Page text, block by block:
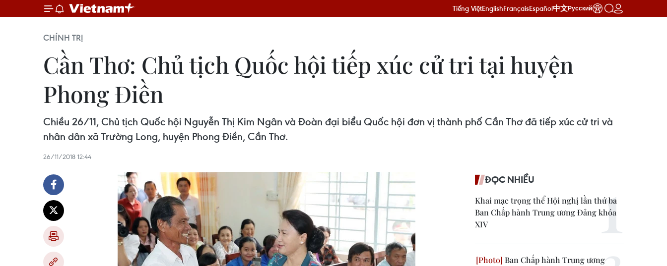
Tiếng ViệtEnglishFrançaisEspañol中文Русский
CHÍNH TRỊ
Cần Thơ: Chủ tịch Quốc hội tiếp xúc cử tri tại huyện
Phong Điền
Chiều 26/11, Chủ tịch Quốc hội Nguyễn Thị Kim Ngân và Đoàn đại biểu Quốc hội đơn vị thành phố Cần Thơ đã tiếp xúc cử tri và
nhân dân xã Trường Long, huyện Phong Điền, Cần Thơ.
26/11/2018 12:44
ĐỌC NHIỀU
Khai mạc trọng thể Hội nghị lần thứ ba
Ban Chấp hành Trung ương Đảng khóa
XIV
Ban Chấp hành Trung ương